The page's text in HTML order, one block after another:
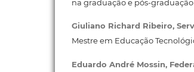
na graduação e pós-graduação
Giuliano Richard Ribeiro,
Mestre em Educação
Eduardo André Mossin,